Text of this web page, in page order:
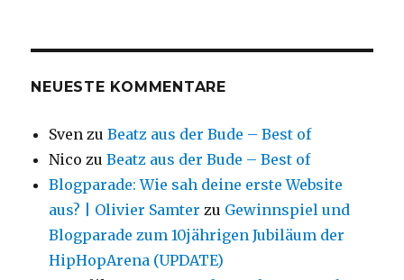
NEUESTE KOMMENTARE
Sven zuBeatz aus der Bude – Best of
Nico zuBeatz aus der Bude – Best of
Blogparade: Wie sah deine erste Website
aus? | Olivier Samter zu Gewinnspiel und
Blogparade zum 10jährigen Jubiläum der
HipHopArena (UPDATE)